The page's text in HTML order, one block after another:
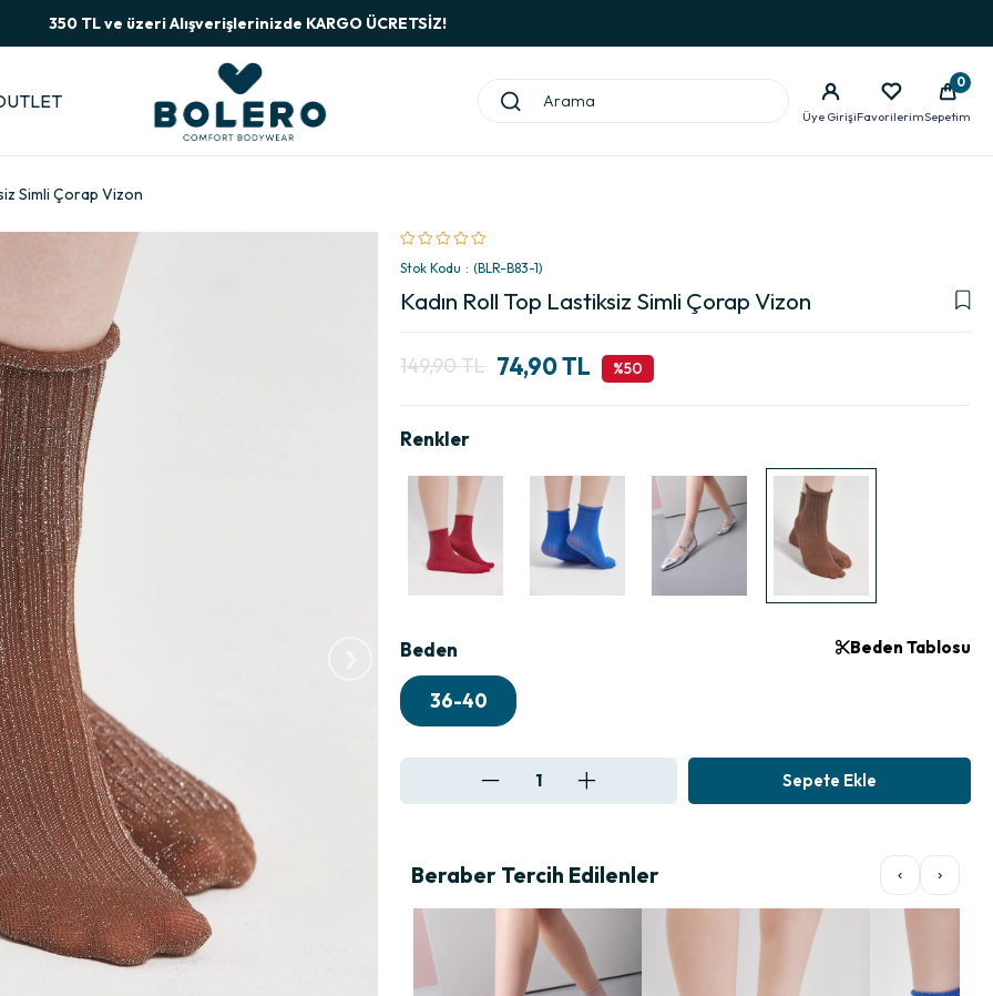
350 TL ve üzeri Alışverişlerinizde KARGO ÜCRETSİZ!
Üye GirişiFavorilerimSepetim
0
Simli Çorap Vizon
Stok Kodu (BLR-B83-1)
Kadın Roll Top Lastiksiz Simli Çorap Vizon
149,90 TL 74,90 TL 50
Beden
36-40
Beden Tablosu
Beraber Tercih Edilenler ‹ ›